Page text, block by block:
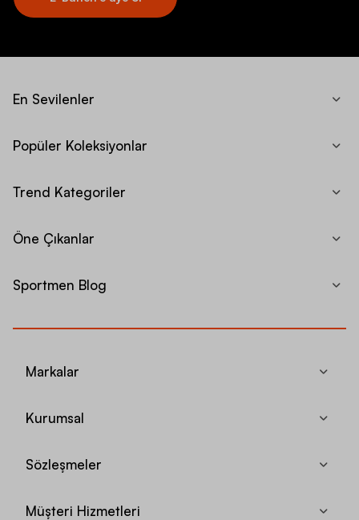
En Sevilenler
Popüler Koleksiyonlar
Trend Kategoriler
Öne Çıkanlar
Sportmen Blog
Markalar
Kurumsal
Sözleşmeler
Müşteri Hizmetleri